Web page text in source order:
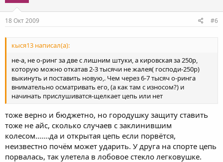
18 Окт 2009 #6
кыся13 написал(а):
не-а, не о-ринг за две с лишним штуки, а кировская за 250р,
которую можно откатав 2-3 тысячи не жалея( господи-250р)
выкинуть и поставить новую,. Чем через 6-7 тысяч о-ринга
внимательно осматривать его, (а как там с износом?) и
начинать прислушиватся-щелкает цепь или нет
тоже верно и бюджетно, но городушку защиту ставить
тоже не айс, сколько случаев с заклинившим
колесом.......да и открытая цепь если порвётся,
неизвестно почём может ударить. У друга на спорте цепь
порвалась, так улетела в лобовое стекло легковушке.